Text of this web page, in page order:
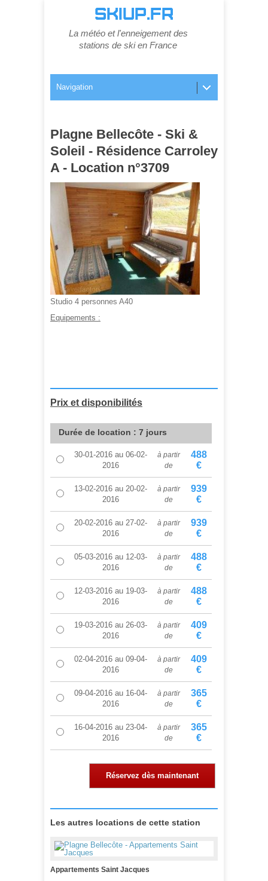
SKIUP.FR
La météo et l'enneigement des
stations de ski en France
Navigation
Plagne Bellecôte - Ski &
Soleil - Résidence Carroley
A - Location n°3709
Studio 4 personnes A40
Equipements :
Prix et disponibilités
Durée de location : 7 jours
30-01-2016au 06-02-
2016
à partir
de
488
€
13-02-2016au 20-02-
2016
à partir
de
939
€
20-02-2016au 27-02-
2016
à partir
de
939
€
05-03-2016au 12-03-
2016
à partir
de
488
€
12-03-2016au 19-03-
2016
à partir
de
488
€
19-03-2016au 26-03-
2016
à partir
de
409
€
02-04-2016au 09-04-
2016
à partir
de
409
€
09-04-2016au 16-04-
2016
à partir
de
365
€
16-04-2016au 23-04-
2016
à partir
de
365
€
Réservez dès maintenant
Les autres locations de cette station
Appartements Saint Jacques